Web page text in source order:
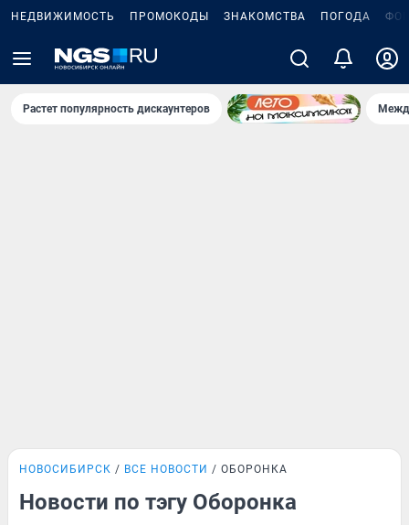
НЕДВИЖИМОСТЬ ПРОМОКОДЫ ЗНАКОМСТВА ПОГОДА
Растет популярность дискаунтеров
НОВОСИБИРСК ВСЕ НОВОСТИ ОБОРОНКА
Новости по тэгу Оборонка